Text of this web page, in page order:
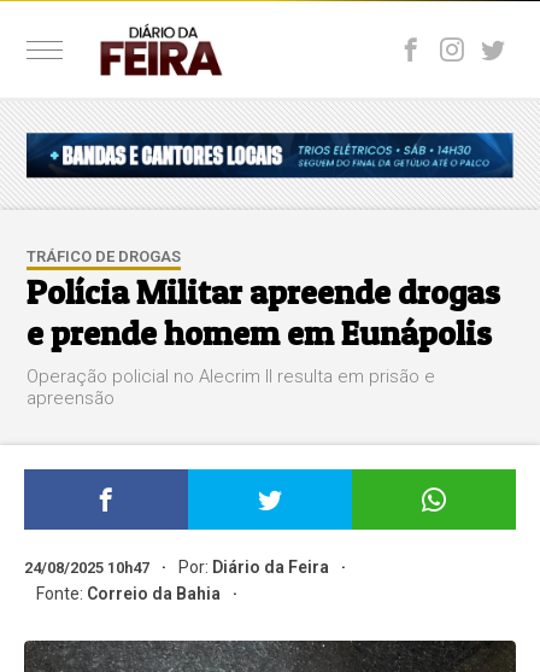
TRÁFICO DE DROGAS
Polícia Militar apreende drogas
e prende homem em Eunápolis
Operação policial no Alecrim II resulta em prisão e
apreensão
24/08/2025 10h47 Por: Diário da Feira
Fonte: Correio da Bahia